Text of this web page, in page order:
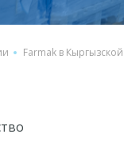
Farmak в